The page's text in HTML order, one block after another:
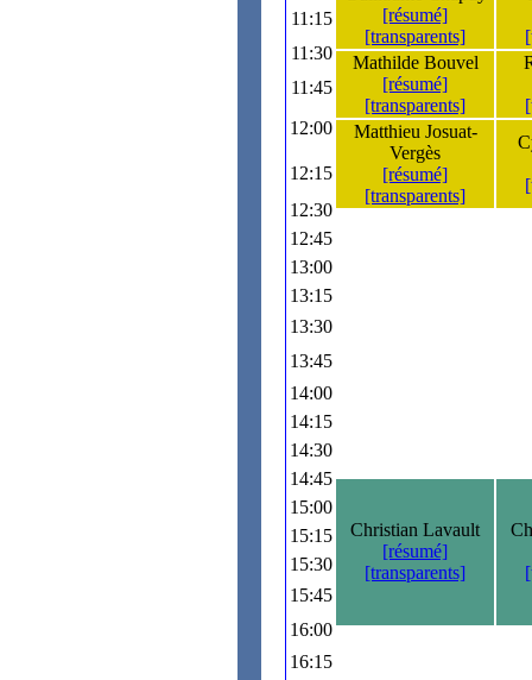
[résumé]
[transparents]
11:15
11:30
Mathilde Bouvel
[résumé]
[transparents]
11:45
12:00
Matthieu Josuat-
Vergès
[résumé]
[transparents]
12:15
12:30
12:45
13:00
13:15
13:30
13:45
14:00
14:15
14:30
14:45
Christian Lavault
[résumé]
[transparents]
15:00
15:15
15:30
15:45
16:00
16:15